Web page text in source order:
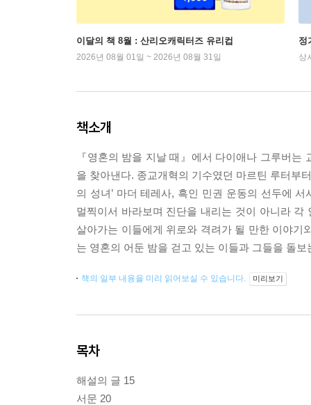
이달의 책 8월 : 산리오캐릭터즈 유리컵
2026년 08월 01일 ~ 2026년 08월 31일
정
상
책소개
『영혼의 밤을 지날 때』에서 다이애나 그루버
을 찾아낸다. 종교개혁의 기수였던 마르틴 루터부
의 성녀’ 마더 테레사, 흑인 민권 운동의 선두에
멀찍이서 바라보며 진단을 내리는 것이 아니라
살아가는 이들에게 위로와 격려가 될 만한 이야
는 영혼의 어둔 밤을 걷고 있는 이들과 그들을 돌
책의 일부 내용을 미리 읽어보실 수 있습니다. 미리보기
목차
해설의 글 15
서문 20